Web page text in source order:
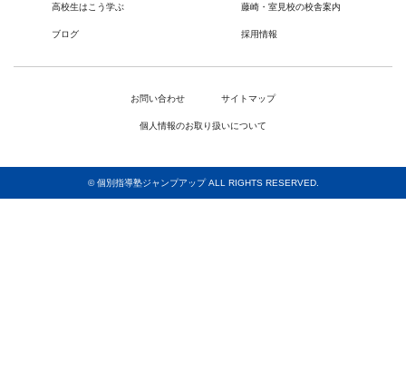
高校生はこう学ぶ 藤崎・室見校の校舎案内
ブログ 採用情報
お問い合わせ サイトマップ
個人情報のお取り扱いについて
© 個別指導塾ジャンプアップ ALL RIGHTS RESERVED.